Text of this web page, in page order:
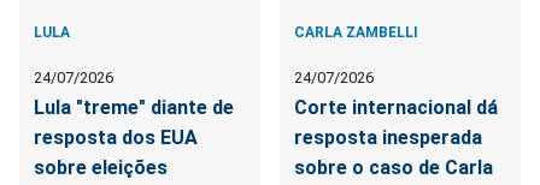
LULA
24/07/2026
Lula "treme" diante de
resposta dos EUA
sobre eleições
CARLA ZAMBELLI
24/07/2026
Corte internacional dá
resposta inesperada
sobre o caso de Carla